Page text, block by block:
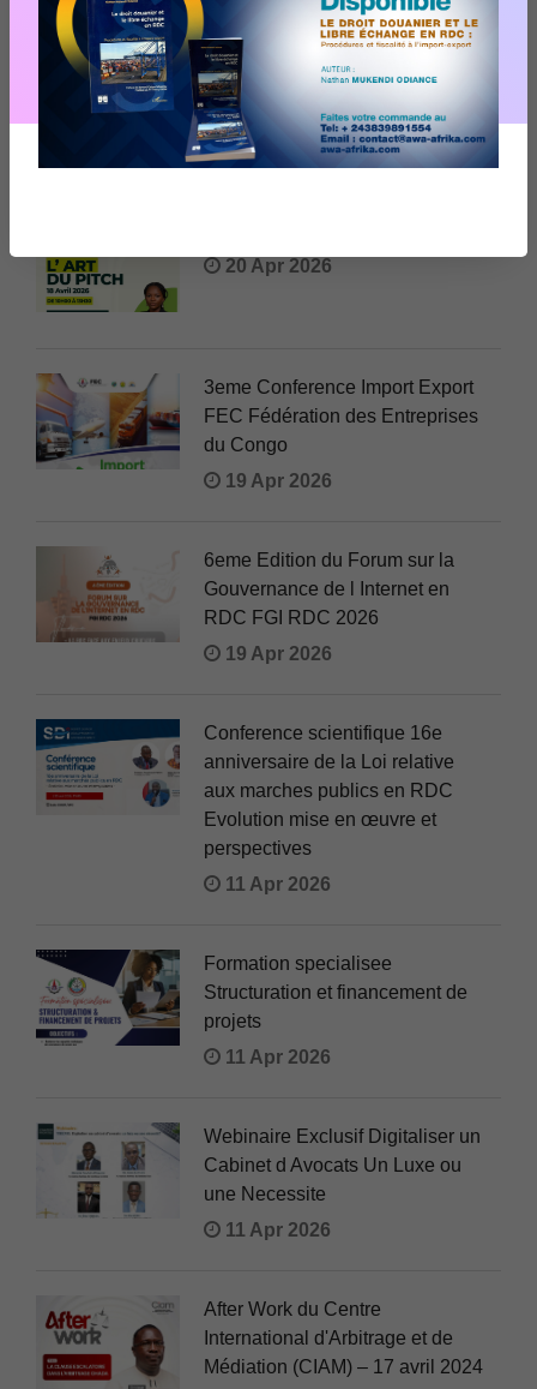
AUTRES FORMATIONS
Webinaire Reporte Nouvelle
Date jeudi 30 Avril 2026 à 09h00
20 Apr 2026
20 Apr 2026
3eme Conference Import Export
FEC Fédération des Entreprises
du Congo
19 Apr 2026
6eme Edition du Forum sur la
Gouvernance de l Internet en
RDC FGI RDC 2026
19 Apr 2026
Conference scientifique 16e
anniversaire de la Loi relative
aux marches publics en RDC
Evolution mise en œuvre et
perspectives
11 Apr 2026
Formation specialisee
Structuration et financement de
projets
11 Apr 2026
Webinaire Exclusif Digitaliser un
Cabinet d Avocats Un Luxe ou
une Necessite
11 Apr 2026
After Work du Centre
International d'Arbitrage et de
Médiation (CIAM) – 17 avril 2024